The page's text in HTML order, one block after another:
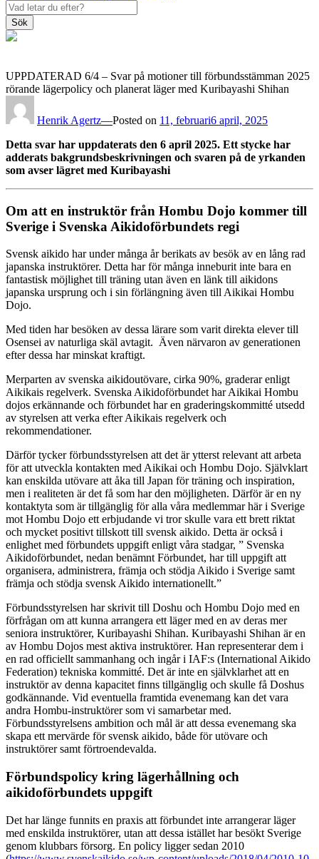
Sök
UPPDATERAD 6/4 – Svar på motioner till förbundsstämman 2025
rörande lägerpolicy och planerat läger med Kuribayashi Shihan
Henrik Agertz—Posted on 11, februari6 april, 2025
Detta svar har uppdaterats den 6 april 2025. Ett stycke har
adderats bakgrundsbeskrivningen och svaren på de yrkanden
som avser lägret med Kuribayashi
Om att en instruktör från Hombu Dojo kommer till
Sverige i Svenska Aikidoförbundets regi
Svensk aikido har under många år berikats av besök av en lång rad
japanska instruktörer. Detta har för många inneburit inte bara en
fantastisk möjlighet till träning utan även en länk till aikidons
japanska ursprung och i sin förlängning även till Aikikai Hombu
Dojo.
Med tiden har besöken av dessa lärare som varit direkta elever till
Osensei av naturliga skäl avtagit. Även närvaron av generationen
efter dessa har minskat kraftigt.
Merparten av svenska aikidoutövare, cirka 90%, graderar enligt
Aikikais regelverk. Svenska Aikidoförbundet har Aikikai Hombu
dojos erkännande och förbundet har en graderingskommitté utsedd
av styrelsen att verka efter Aikikais regelverk och
rekommendationer.
Därför tycker förbundsstyrelsen att det är ytterst relevant att arbeta
för att utveckla kontakten med Aikikai och Hombu Dojo. Självklart
kan enskilda utövare att åka till Japan för träning och inspiration,
men i realiteten är det få som har den möjligheten. Därför är en ny
kontaktyta som är tillgänglig för alla våra medlemmar här i Sverige
mot Hombu Dojo ett erbjudande vi tror skulle vara ett brett riktat
och mycket positivt tillskott till svensk aikido. Detta är också i
enlighet med förbundets uppgift enligt våra stadgar, ” Svenska
Aikidoförbundet, nedan benämnt Förbundet, har till uppgift att
organisera, administrera, främja och stödja Aikido i Sverige samt
främja och stödja svensk Aikido internationellt.”
Förbundsstyrelsen har skrivit till Doshu och Hombu Dojo med en
förfrågan om att kunna arrangera ett läger med en av deras mer
seniora instruktörer, Kuribayashi Shihan. Kuribayashi Shihan är en
av Hombu Dojos mest aktiva instruktörer. Han representerar dem i
en rad officiellt sammanhang och ingår i IAF:s (International Aikido
Federation) tekniska kommitté. Det är inte en självklarhet att en
instruktör av denna kapacitet finns tillgänglig och skulle få Doshus
godkännande. Vid eventuella framtida evenemang kan det vara
andra Hombu-instruktörer som vi samarbetar med.
Förbundsstyrelsens ambition och mål är att dessa evenemang ska
skapa ett mervärde för svensk aikido, både för utövare och
instruktörer samt förtroendevalda.
Förbundspolicy kring lägerhållning och
aikidoförbundets uppgift
Det har länge funnits en praxis att förbundet inte arrangerar läger
med enskilda instruktörer, utan att dessa istället har besökt Sverige
genom klubbars försorg. En policy ligger sedan 2010